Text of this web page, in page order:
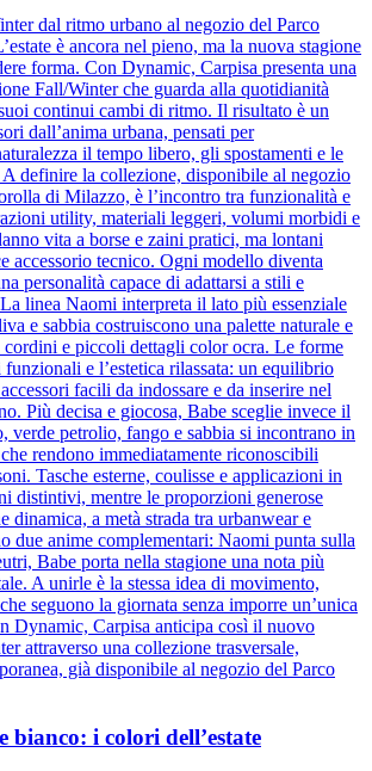
dal ritmo urbano al negozio del Parco
è ancora nel pieno, ma la nuova stagione
forma. Con Dynamic, Carpisa presenta una
Fall/Winter che guarda alla quotidianità
continui cambi di ritmo. Il risultato è un
dall’anima urbana, pensati per
il tempo libero, gli spostamenti e le
A definire la collezione, disponibile al negozio
di Milazzo, è l’incontro tra funzionalità e
utility, materiali leggeri, volumi morbidi e
vita a borse e zaini pratici, ma lontani
accessorio tecnico. Ogni modello diventa
personalità capace di adattarsi a stili e
linea Naomi interpreta il lato più essenziale
e sabbia costruiscono una palette naturale e
cordini e piccoli dettagli color ocra. Le forme
e l’estetica rilassata: un equilibrio
facili da indossare e da inserire nel
Più decisa e giocosa, Babe sceglie invece il
verde petrolio, fango e sabbia si incontrano in
rendono immediatamente riconoscibili
Tasche esterne, coulisse e applicazioni in
distintivi, mentre le proporzioni generose
dinamica, a metà strada tra urbanwear e
due anime complementari: Naomi punta sulla
Babe porta nella stagione una nota più
A unirle è la stessa idea di movimento,
seguono la giornata senza imporre un’unica
Dynamic, Carpisa anticipa così il nuovo
attraverso una collezione trasversale,
già disponibile al negozio del Parco
bianco: i colori dell’estate